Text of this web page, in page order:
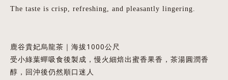
The taste is crisp, refreshing, and pleasantly lingering.
鹿谷貴妃烏龍茶｜海拔1000公尺
受小綠葉蟬吸食後製成，慢火細焙出蜜香果香，茶湯圓潤香
醇，回沖後仍然順口迷人